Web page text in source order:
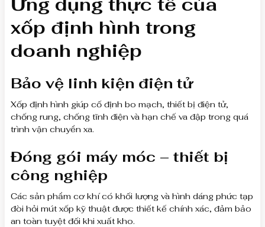
xốp định hình trong
doanh nghiệp
Bảo vệ linh kiện điện tử
Xốp định hình giúp cố định bo mạch, thiết bị điện tử,
chống rung, chống tĩnh điện và hạn chế va đập trong quá
trình vận chuyển xa.
Đóng gói máy móc – thiết bị
công nghiệp
Các sản phẩm cơ khí có khối lượng và hình dáng phức tạp
đòi hỏi mút xốp kỹ thuật được thiết kế chính xác, đảm bảo
an toàn tuyệt đối khi xuất kho.